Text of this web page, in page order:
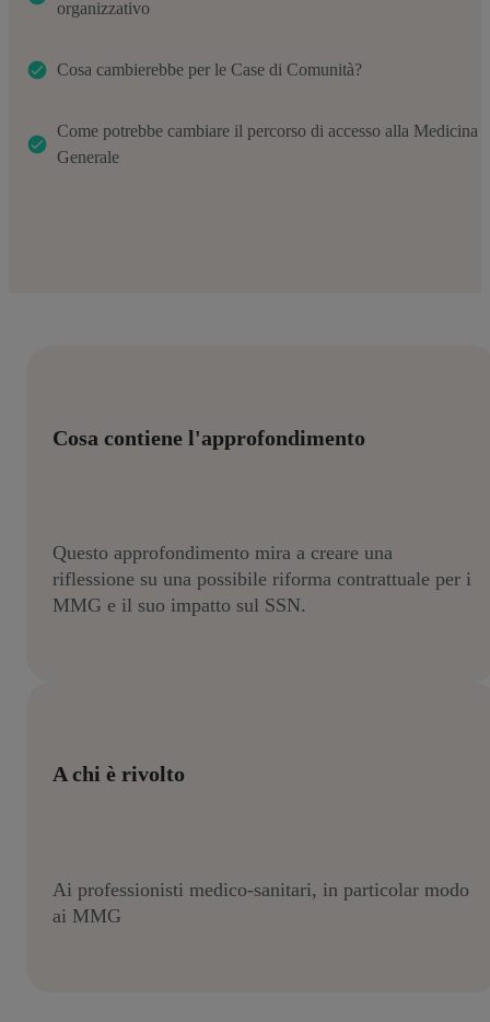
organizzativo
Cosa cambierebbe per le Case di Comunità?
Come potrebbe cambiare il percorso di accesso alla Medicina
Generale
Cosa contiene l'approfondimento
Questo approfondimento mira a creare una
riflessione su una possibile riforma contrattuale per i
MMG e il suo impatto sul SSN.
A chi è rivolto
Ai professionisti medico-sanitari, in particolar modo
ai MMG